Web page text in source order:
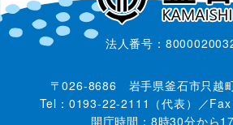
法人番号：
〒026-8686 岩手県釜石市只越
Tel：0193-22-2111（代表）／
開庁時間：8時30分から